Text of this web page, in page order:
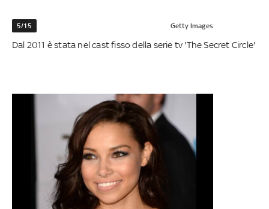
5/15 Getty Images
Dal 2011 è stata nel cast fisso della serie tv 'The Secret Circle'